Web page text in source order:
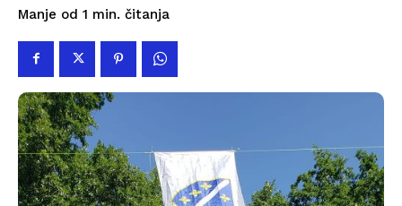
Manje od 1 min. čitanja